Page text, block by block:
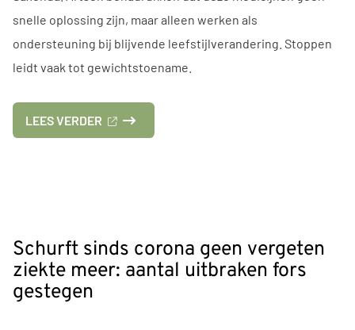
snelle oplossing zijn, maar alleen werken als
ondersteuning bij blijvende leefstijlverandering. Stoppen
leidt vaak tot gewichtstoename.
LEES VERDER OVER
'SINDS
TOE'
OP
NATIONALE
Schurft sinds corona geen vergeten
ziekte meer: aantal uitbraken fors
gestegen